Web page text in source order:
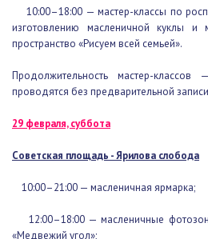
10:00–18:00 — мастер-классы по
по изготовлению масленичной куклы и
пространство «Рисуем всей семьей».
Продолжительность мастер-
проводятся без предварительной записи.
29 февраля, суббота
Советская площадь - Ярилова
10:00–21:00 — масленичная ярмарка;
12:00–18:00 — масленичные
программа «Медвежий угол»;